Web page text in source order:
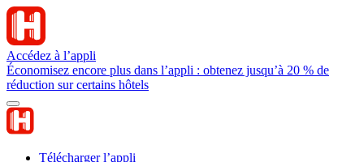
Accédez à l’appli
Économisez encore plus dans l’appli : obtenez jusqu’à 20 % de
réduction sur certains hôtels
Télécharger l’appli